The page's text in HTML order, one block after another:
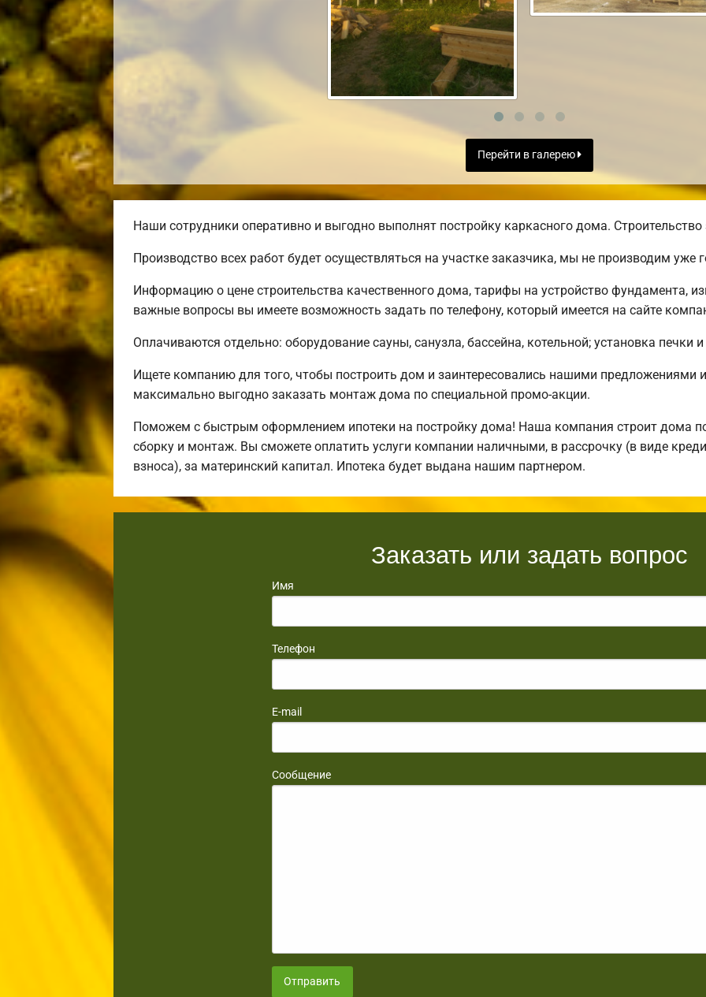
Перейти в галерею
Наши сотрудники оперативно и выгодно выполнят постройку каркасного дома.
Производство всех работ будет осуществляться на участке заказчика, мы не производим
Информацию о цене строительства качественного дома, тарифы на устройство фундамента,
важные вопросы вы имеете возможность задать по телефону, который имеется на сайте
Оплачиваются отдельно: оборудование сауны, санузла, бассейна, котельной; установка печки
Ищете компанию для того, чтобы построить дом и заинтересовались нашими предложениями
максимально выгодно заказать монтаж дома по специальной промо-акции.
Поможем с быстрым оформлением ипотеки на постройку дома! Наша компания строит дома
сборку и монтаж. Вы сможете оплатить услуги компании наличными, в рассрочку (в виде
взноса), за материнский капитал. Ипотека будет выдана нашим партнером.
Заказать или задать вопрос
Имя
Телефон
E-mail
Сообщение
Отправить